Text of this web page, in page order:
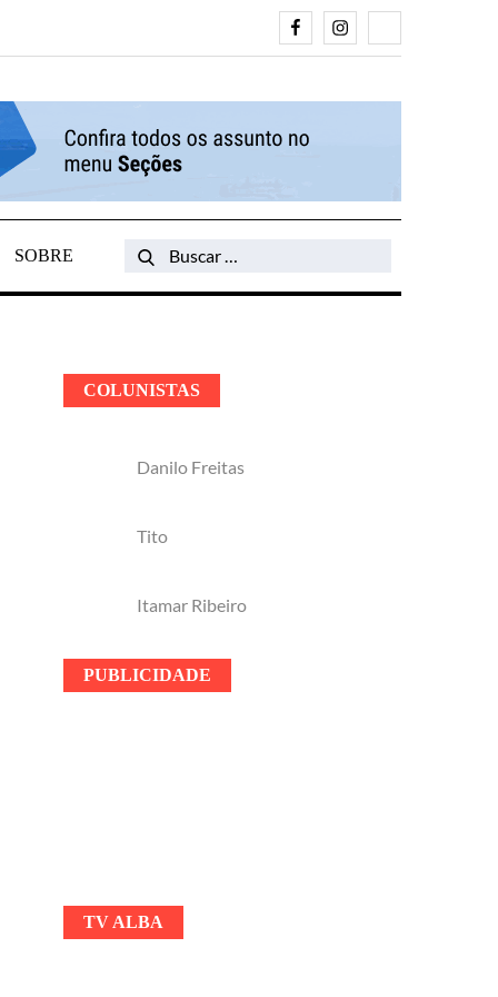
FacebookInstagram
SOBRE
Search
Search
COLUNISTAS
Danilo Freitas
Tito
Itamar Ribeiro
PUBLICIDADE
TV ALBA